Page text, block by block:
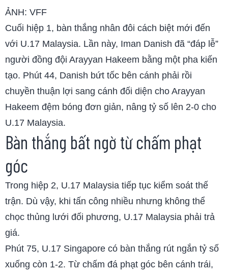
ẢNH: VFF
Cuối hiệp 1, bàn thắng nhân đôi cách biệt mới đến
với U.17 Malaysia. Lần này, Iman Danish đã “đáp lễ”
người đồng đội Arayyan Hakeem bằng một pha kiến
tạo. Phút 44, Danish bứt tốc bên cánh phải rồi
chuyền thuận lợi sang cánh đối diện cho Arayyan
Hakeem đệm bóng đơn giản, nâng tỷ số lên 2-0 cho
U.17 Malaysia.
Bàn thắng bất ngờ từ chấm phạt
góc
Trong hiệp 2, U.17 Malaysia tiếp tục kiểm soát thế
trận. Dù vậy, khi tấn công nhiều nhưng không thể
chọc thủng lưới đối phương, U.17 Malaysia phải trả
giá.
Phút 75, U.17 Singapore có bàn thắng rút ngắn tỷ số
xuống còn 1-2. Từ chấm đá phạt góc bên cánh trái,